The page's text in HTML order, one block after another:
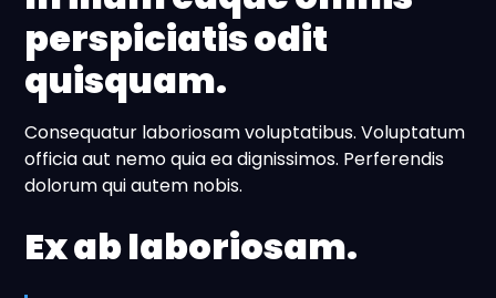
perspiciatis odit
quisquam.
Consequatur laboriosam voluptatibus. Voluptatum
officia aut nemo quia ea dignissimos. Perferendis
dolorum qui autem nobis.
Ex ab laboriosam.